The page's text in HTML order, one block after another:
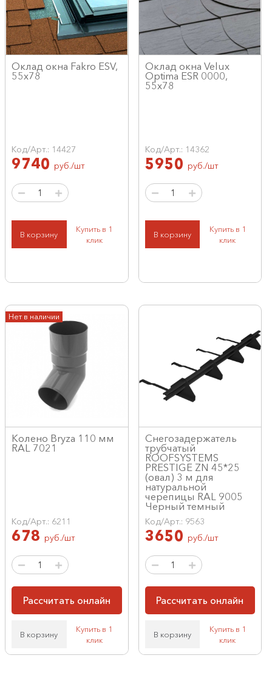
Оклад окна Fakro ESV,
55x78
Код/Арт.: 14427
9740 руб./шт
В корзину
Купить в 1
клик
Оклад окна Velux
Optima ESR 0000,
55x78
Код/Арт.: 14362
5950 руб./шт
В корзину
Купить в 1
клик
Нет в наличии
Колено Bryza 110 мм
RAL 7021
Код/Арт.: 6211
678 руб./шт
Рассчитать онлайн
В корзину
Купить в 1
клик
Снегозадержатель
трубчатый
ROOFSYSTEMS
PRESTIGE ZN 45*25
(овал) 3 м для
натуральной
черепицы RAL 9005
Черный темный
Код/Арт.: 9563
3650 руб./шт
Рассчитать онлайн
В корзину
Купить в 1
клик